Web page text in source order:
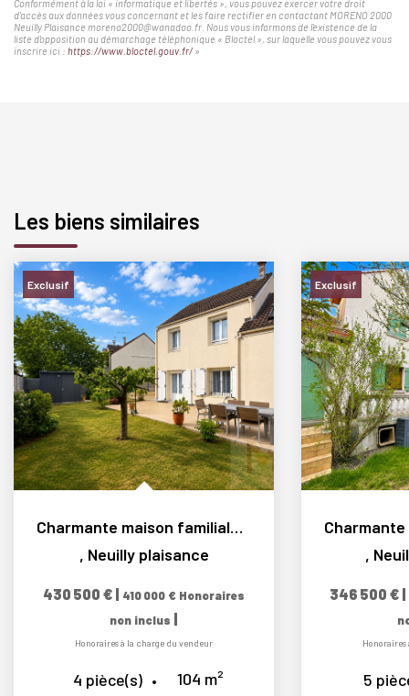
Conformément à la loi « informatique et libertés », vous pouvez exercer votre droit
d'accès aux données vous concernant et les faire rectifier en contactant MORENO 2000
Neuilly Plaisance moreno2000@wanadoo.fr. Nous vous informons de l'existence de la
liste d'opposition au démarchage téléphonique « Bloctel », sur laquelle vous pouvez vous
inscrire ici : https://www.bloctel.gouv.fr/ »
Les biens similaires
Exclusif
Charmante maison familiale de 4 pièces au Village de...
, Neuilly plaisance
430 500 € | 410 000 € Honoraires
non inclus |
Honoraires à la charge du vendeur
4 pièce(s) 104 m²
Exclusif
,
346 500 € |
5